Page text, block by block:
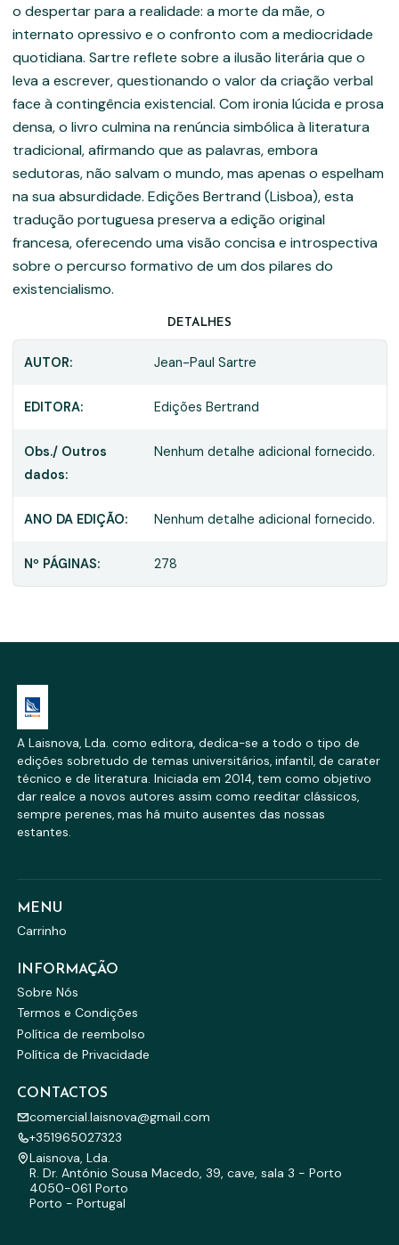
o despertar para a realidade: a morte da mãe, o
internato opressivo e o confronto com a mediocridade
quotidiana. Sartre reflete sobre a ilusão literária que o
leva a escrever, questionando o valor da criação verbal
face à contingência existencial. Com ironia lúcida e prosa
densa, o livro culmina na renúncia simbólica à literatura
tradicional, afirmando que as palavras, embora
sedutoras, não salvam o mundo, mas apenas o espelham
na sua absurdidade. Edições Bertrand (Lisboa), esta
tradução portuguesa preserva a edição original
francesa, oferecendo uma visão concisa e introspectiva
sobre o percurso formativo de um dos pilares do
existencialismo.
DETALHES
AUTOR: Jean-Paul Sartre
EDITORA: Edições Bertrand
Obs./ Outros
dados:
Nenhum detalhe adicional fornecido.
ANO DA EDIÇÃO: Nenhum detalhe adicional fornecido.
Nº PÁGINAS: 278
A Laisnova, Lda. como editora, dedica-se a todo o tipo de
edições sobretudo de temas universitários, infantil, de carater
técnico e de literatura. Iniciada em 2014, tem como objetivo
dar realce a novos autores assim como reeditar clássicos,
sempre perenes, mas há muito ausentes das nossas
estantes.
MENU
Carrinho
INFORMAÇÃO
Sobre Nós
Termos e Condições
Política de reembolso
Política de Privacidade
CONTACTOS
comercial.laisnova@gmail.com
+351965027323
Laisnova, Lda.
R. Dr. António Sousa Macedo, 39, cave, sala 3 - Porto
4050-061 Porto
Porto - Portugal